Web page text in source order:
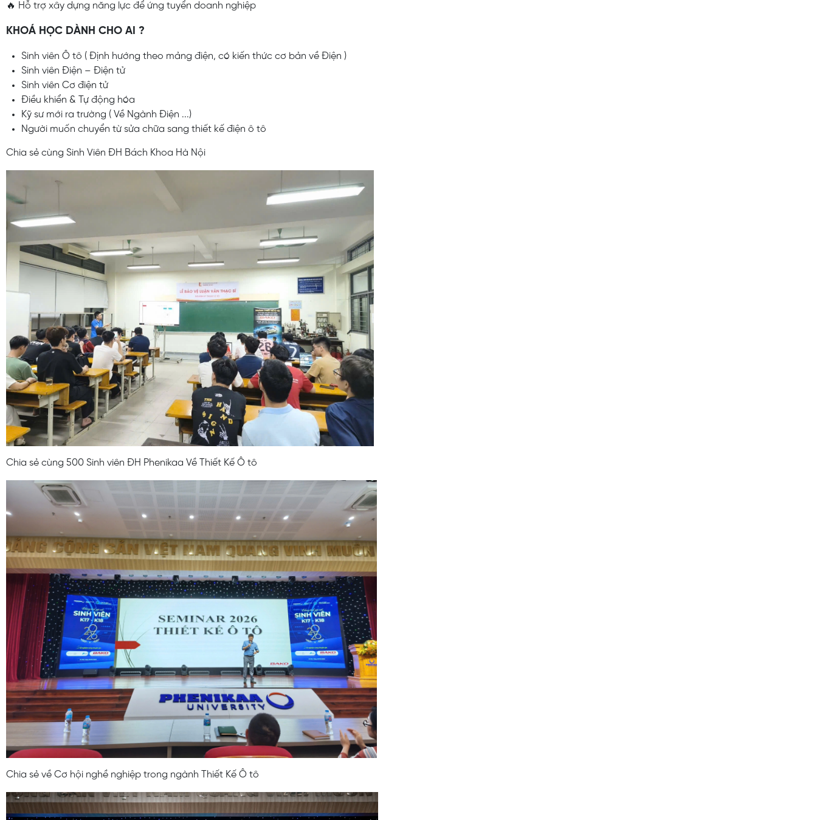
🔥 Hỗ trợ xây dựng năng lực để ứng tuyển doanh nghiệp
KHOÁ HỌC DÀNH CHO AI ?
Sinh viên Ô tô ( Định hướng theo mảng điện, có kiến thức cơ bản về Điện )
Sinh viên Điện – Điện tử
Sinh viên Cơ điện tử
Điều khiển & Tự động hóa
Kỹ sư mới ra trường ( Về Ngành Điện ...)
Người muốn chuyển từ sửa chữa sang thiết kế điện ô tô
Chia sẻ cùng Sinh Viên ĐH Bách Khoa Hà Nội
Chia sẻ cùng 500 Sinh viên ĐH Phenikaa Về Thiết Kế Ô tô
Chia sẻ về Cơ hội nghề nghiệp trong ngành Thiết Kế Ô tô